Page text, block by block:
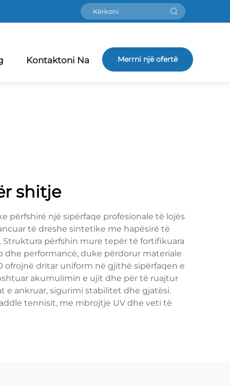
Kontaktoni Na Merrni një ofertë
shitje
përfshirë një sipërfaqe profesionale të lojës
të dreshe sintetike me hapësirë të
përfshin mure tepër të fortifikuara
dhe performancë, duke përdorur materiale
dritar uniform në gjithë sipërfaqen e
akumulimin e ujit dhe për të ruajtur
e ankruar, sigurimi stabilitet dhe gjatësi.
tennisit, me mbrojtje UV dhe veti të